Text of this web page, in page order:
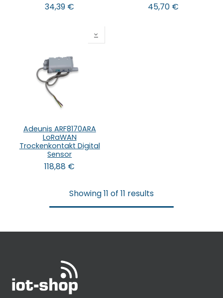
34,39 € 45,70 €
Adeunis ARF8170ARA
LoRaWAN
Trockenkontakt Digital
Sensor
118,88 €
Showing 11 of 11 results